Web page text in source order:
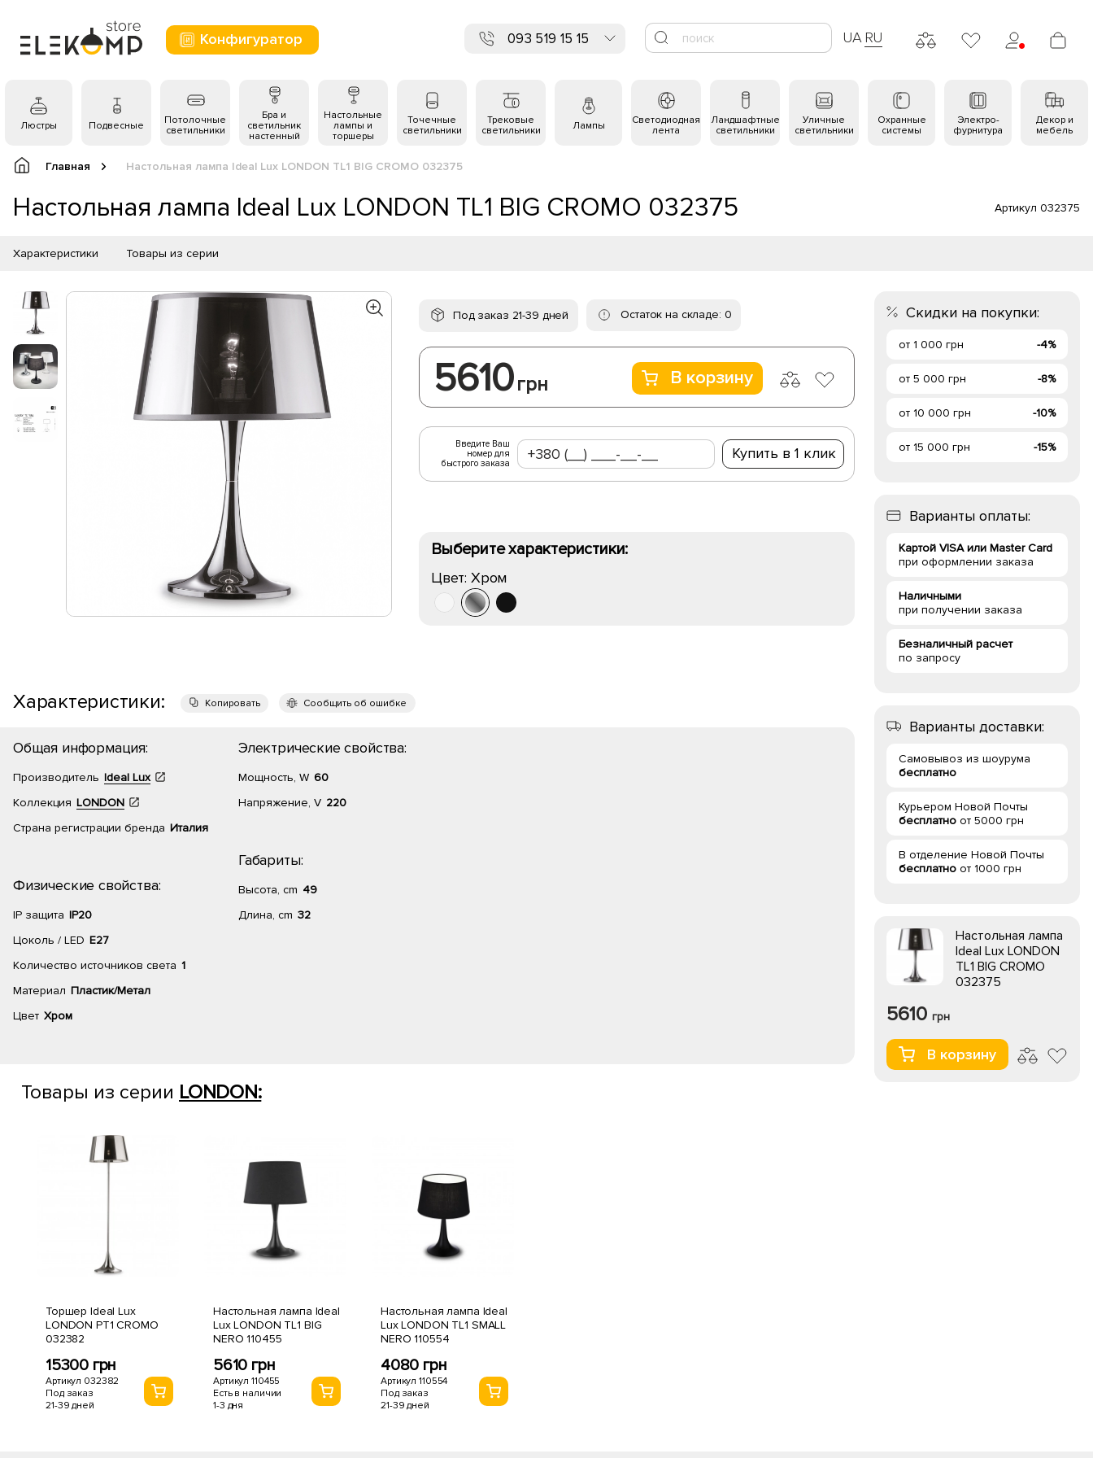
Конфигуратор 093 519 15 15 UA RU
Люстры Подвесные
Потолочные
светильники
Бра и
светильник
настенный
Настольные
лампы и
торшеры
Точечные
светильники
Трековые
светильники
Лампы
Светодиодная
лента
Ландшафтные
светильники
Уличные
светильники
Охранные
системы
Электро-
фурнитура
Декор и
мебель
Главная Настольная лампа Ideal Lux LONDON TL1 BIG CROMO 032375
Настольная лампа Ideal Lux LONDON TL1 BIG CROMO 032375 Артикул 032375
Характеристики Товары из серии
Под заказ 21-39 дней Остаток на складе: 0
5610 грн В корзину
Введите Ваш
номер для
быстрого заказа
Купить в 1 клик
Выберите характеристики:
Цвет: Хром
Характеристики: Копировать Сообщить об ошибке
Общая информация:
Производитель Ideal Lux
Коллекция LONDON
Страна регистрации бренда Италия
Физические свойства:
IP защита IP20
Цоколь / LED E27
Количество источников света 1
Материал Пластик/Метал
Цвет Хром
Электрические свойства:
Мощность, W 60
Напряжение, V 220
Габариты:
Высота, cm 49
Длина, cm 32
Товары из серии LONDON:
Торшер Ideal Lux
LONDON PT1 CROMO
032382
15300 грн
Артикул 032382
Под заказ
21-39 дней
Настольная лампа Ideal
Lux LONDON TL1 BIG
NERO 110455
5610 грн
Артикул 110455
Есть в наличии
1-3 дня
Настольная лампа Ideal
Lux LONDON TL1 SMALL
NERO 110554
4080 грн
Артикул 110554
Под заказ
21-39 дней
Скидки на покупки:
от 1 000 грн -4%
от 5 000 грн -8%
от 10 000 грн -10%
от 15 000 грн -15%
Варианты оплаты:
Картой VISA или Master Card
при оформлении заказа
Наличными
при получении заказа
Безналичный расчет
по запросу
Варианты доставки:
Самовывоз из шоурума
бесплатно
Курьером Новой Почты
бесплатно от 5000 грн
В отделение Новой Почты
бесплатно от 1000 грн
Настольная лампа
Ideal Lux LONDON
TL1 BIG CROMO
032375
5610 грн
В корзину